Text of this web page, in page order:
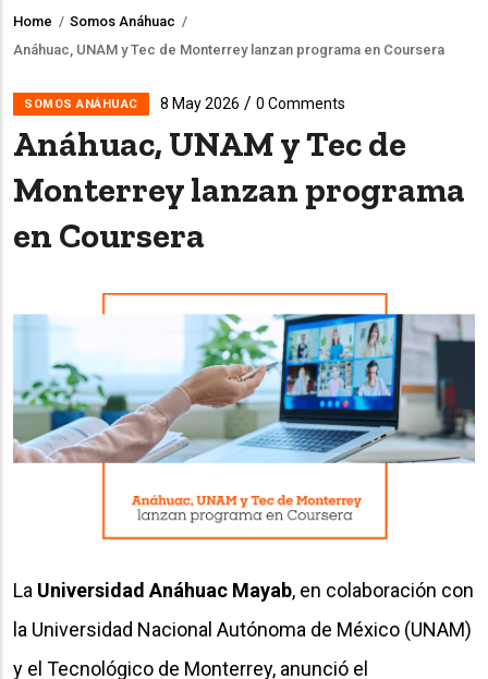
Breadcrumb
Home / Somos Anáhuac /
Anáhuac, UNAM y Tec de Monterrey lanzan programa en Coursera
SOMOS ANÁHUAC 8 May 2026 / 0 Comments
Anáhuac, UNAM y Tec de
Monterrey lanzan programa
en Coursera
La Universidad Anáhuac Mayab, en colaboración con
la Universidad Nacional Autónoma de México (UNAM)
y el Tecnológico de Monterrey, anunció el